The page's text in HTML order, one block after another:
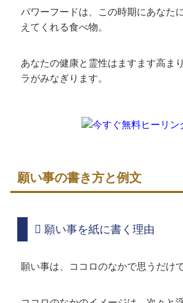
パワーフードは、この時期にあなた
えてくれる食べ物。
あなたの健康と霊性はますます高ま
ラがみなぎります。
願い事の書き方と例文
願い事を紙に書く理由
願い事は、ココロのなかで思うだけ